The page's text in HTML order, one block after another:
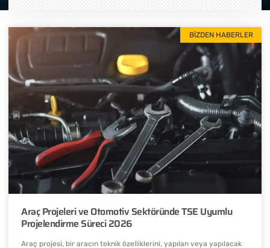
BIZDEN HABERLER
Araç Projeleri ve Otomotiv Sektöründe TSE Uyumlu
Projelendirme Süreci 2026
Araç projesi, bir aracın teknik özelliklerini, yapılan veya yapılacak